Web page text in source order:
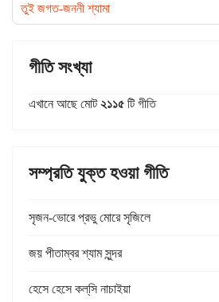
তুই জগত-জননী শ্যামা
গীতি সংখ্যা
এখানে আছে মোট২১১৫ টি গীতি
সম্প্রতি যুক্ত হওয়া গীতি
সৃজন-ভোরে প্রভু মোরে সৃজিলে
জয় পীতাম্বর শ্যাম সুন্দর
হেসে হেসে কল্‌সি নাচাইয়া